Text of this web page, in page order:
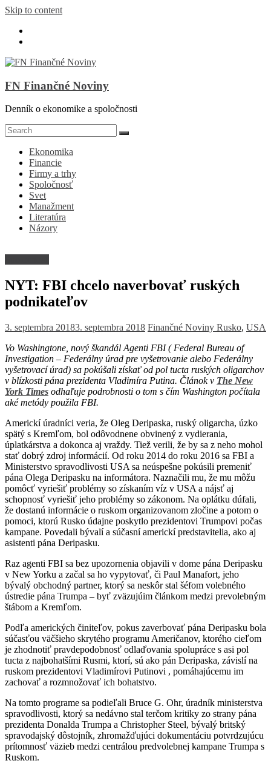
Skip to content
FN Finančné Noviny
Denník o ekonomike a spoločnosti
Ekonomika
Financie
Firmy a trhy
Spoločnosť
Svet
Manažment
Literatúra
Názory
NYT: FBI chcelo naverbovať ruských
podnikateľov
3. septembra 20183. septembra 2018 Finančné Noviny Rusko, USA
Vo Washingtone, nový škandál Agenti FBI ( Federal Bureau of
Investigation – Federálny úrad pre vyšetrovanie alebo Federálny
vyšetrovací úrad) sa pokúšali získať od pol tucta ruských oligarchov
v blízkosti pána prezidenta Vladimíra Putina. Článok v The New
York Times odhaľuje podrobnosti o tom s čím Washington počítala
aké metódy použila FBI.
Americkí úradníci veria, že Oleg Deripaska, ruský oligarcha, úzko
spätý s Kremľom, bol odôvodnene obvinený z vydierania,
úplatkárstva a dokonca aj vraždy. Tiež verili, že by sa z neho mohol
stať dobrý zdroj informácií. Od roku 2014 do roku 2016 sa FBI a
Ministerstvo spravodlivosti USA sa neúspešne pokúsili premeniť
pána Olega Deripasku na informátora. Naznačili mu, že mu môžu
pomôcť vyriešiť problémy so získaním víz v USA a nájsť aj
schopnosť vyriešiť jeho problémy so zákonom. Na oplátku dúfali,
že dostanú informácie o ruskom organizovanom zločine a potom o
pomoci, ktorú Rusko údajne poskytlo prezidentovi Trumpovi počas
kampane. Povedali bývalí a súčasní americkí predstavitelia, ako aj
asistenti pána Deripasku.
Raz agenti FBI sa bez upozornenia objavili v dome pána Deripasku
v New Yorku a začal sa ho vypytovať, či Paul Manafort, jeho
bývalý obchodný partner, ktorý sa neskôr stal šéfom volebného
ústredie pána Trumpa – byť zväzujúim článkom medzi prevolebným
štábom a Kremľom.
Podľa amerických činiteľov, pokus zaverbovať pána Deripasku bola
súčasťou väčšieho skrytého programu Američanov, ktorého cieľom
je zhodnotiť pravdepodobnosť odlaďovania spolupráce s asi pol
tucta z najbohatšími Rusmi, ktorí, sú ako pán Deripaska, závislí na
ruskom prezidentovi Vladimírovi Putinovi , pomáhajúcemu im
zachovať a rozmnožovať ich bohatstvo.
Na tomto programe sa podieľali Bruce G. Ohr, úradník ministerstva
spravodlivosti, ktorý sa nedávno stal terčom kritiky zo strany pána
prezidenta Donalda Trumpa a Christopher Steel, bývalý britský
spravodajský dôstojník, zhromažďujúci dokumentáciu potvrdzujúcu
prítomnosť väzieb medzi centrálou predvolebnej kampane Trumpa s
Ruskom.